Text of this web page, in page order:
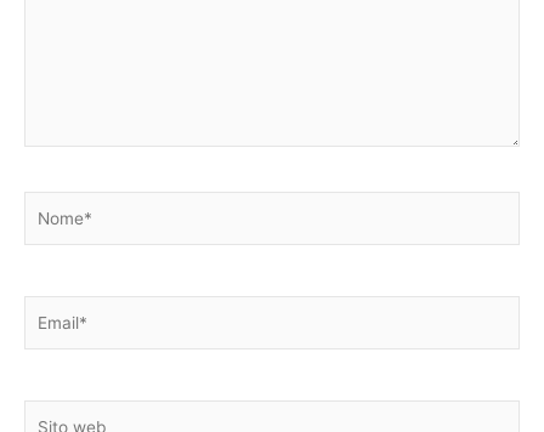
Nome*
Email*
Sito